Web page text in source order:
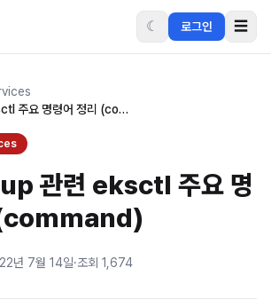
☾ 로그인 ☰
Nodegroup 관련 eksctl 주요 명령어 정리 (command)
관련 eksctl 주요 명
(command)
년 7월 14일·조회 1,674